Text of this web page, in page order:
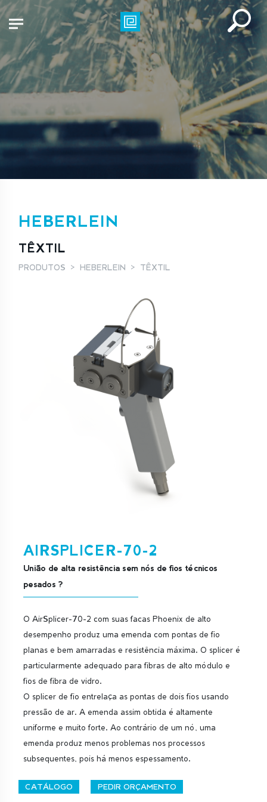
HEBERLEIN
TÊXTIL
PRODUTOS HEBERLEIN TÊXTIL
AIRSPLICER-70-2
União de alta resistência sem nós de fios técnicos
pesados ?
O AirSplicer-70-2 com suas facas Phoenix de alto
desempenho produz uma emenda com pontas de fio
planas e bem amarradas e resistência máxima. O splicer é
particularmente adequado para fibras de alto módulo e
fios de fibra de vidro.
O splicer de fio entrelaça as pontas de dois fios usando
pressão de ar. A emenda assim obtida é altamente
uniforme e muito forte. Ao contrário de um nó, uma
emenda produz menos problemas nos processos
subsequentes, pois há menos espessamento.
CATÁLOGO PEDIR ORÇAMENTO